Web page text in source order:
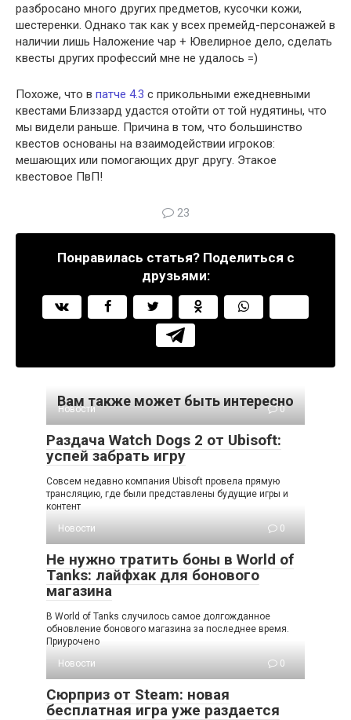
разбросано много других предметов, кусочки кожи,
шестеренки. Однако так как у всех премейд-персонажей в
наличии лишь Наложение чар + Ювелирное дело, сделать
квесты других профессий мне не удалось =)
Похоже, что в патче 4.3 с прикольными ежедневными
квестами Близзард удастся отойти от той нудятины, что
мы видели раньше. Причина в том, что большинство
квестов основаны на взаимодействии игроков:
мешающих или помогающих друг другу. Этакое
квестовое ПвП!
23
Понравилась статья? Поделиться с
друзьями:
Вам также может быть интересно
Новости 0
Раздача Watch Dogs 2 от Ubisoft:
успей забрать игру
Совсем недавно компания Ubisoft провела прямую
трансляцию, где были представлены будущие игры и
контент
Новости
0
Не нужно тратить боны в World of
Tanks: лайфхак для бонового
магазина
В World of Tanks случилось самое долгожданное
обновление бонового магазина за последнее время.
Приурочено
Новости
0
Сюрприз от Steam: новая
бесплатная игра уже раздается